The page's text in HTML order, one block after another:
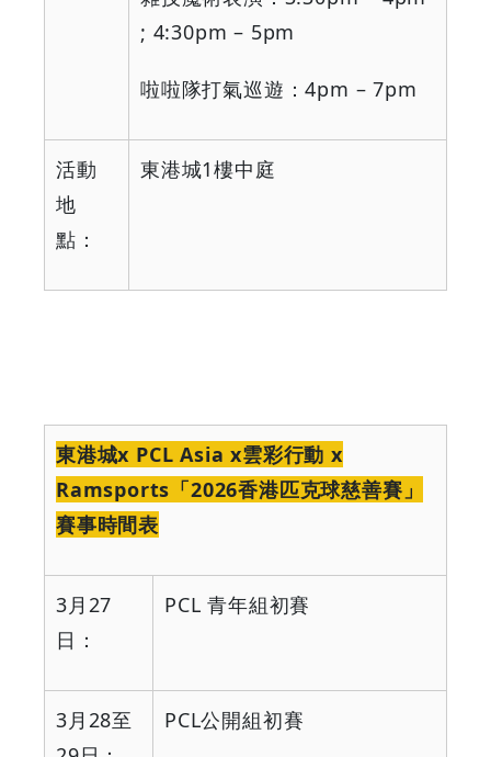
; 4:30pm – 5pm
啦啦隊打氣巡遊：4pm – 7pm
活動
地
點：
東港城1樓中庭
東港城x PCL Asia x雲彩行動 x
Ramsports 「2026香港匹克球慈善賽」
賽事時間表
3月 27
日：
PCL青年組初賽
3月 28至
PCL公開組初賽